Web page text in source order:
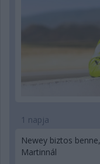
1 napja
Newey biztos
Martinnál